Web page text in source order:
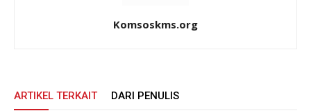
Komsoskms.org
ARTIKEL TERKAIT DARI PENULIS